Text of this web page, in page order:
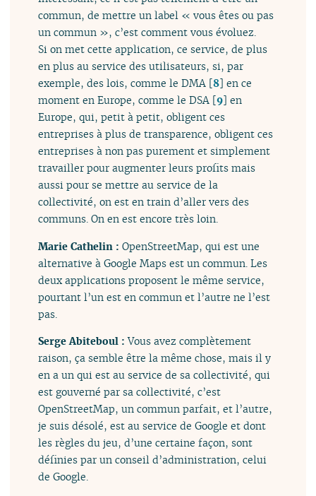
commun, de mettre un label « vous êtes ou pas
un commun », c’est comment vous évoluez.
Si on met cette application, ce service, de plus
en plus au service des utilisateurs, si, par
exemple, des lois, comme le DMA [8] en ce
moment en Europe, comme le DSA [9] en
Europe, qui, petit à petit, obligent ces
entreprises à plus de transparence, obligent ces
entreprises à non pas purement et simplement
travailler pour augmenter leurs profits mais
aussi pour se mettre au service de la
collectivité, on est en train d’aller vers des
communs. On en est encore très loin.
Marie Cathelin :OpenStreetMap, qui est une
alternative à Google Maps est un commun. Les
deux applications proposent le même service,
pourtant l’un est en commun et l’autre ne l’est
pas.
Serge Abiteboul :Vous avez complètement
raison, ça semble être la même chose, mais il y
en a un qui est au service de sa collectivité, qui
est gouverné par sa collectivité, c’est
OpenStreetMap, un commun parfait, et l’autre,
je suis désolé, est au service de Google et dont
les règles du jeu, d’une certaine façon, sont
définies par un conseil d’administration, celui
de Google.